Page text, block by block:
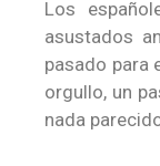
Los
asustados
pasado para
orgullo, un
nada